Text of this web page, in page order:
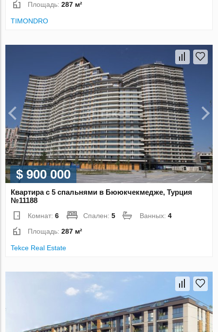
Площадь:287 м²
TIMONDRO
$ 900 000
Квартира с 5 спальнями в Бююкчекмедже, Турция
№11188
Комнат:6 Спален:5 Ванных:4
Площадь:287 м²
Tekce Real Estate